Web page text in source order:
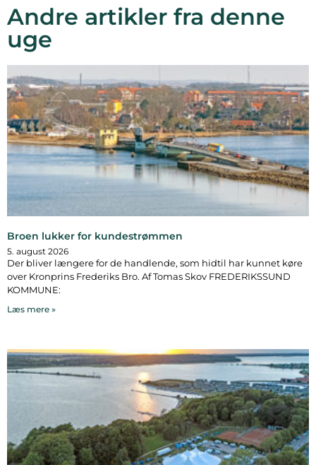
Andre artikler fra denne
uge
Broen lukker for kundestrømmen
5. august 2026
Der bliver længere for de handlende, som hidtil har kunnet køre
over Kronprins Frederiks Bro. Af Tomas Skov FREDERIKSSUND
KOMMUNE:
Læs mere »